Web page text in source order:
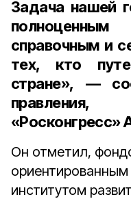
Задача нашей
справочным и
тех, кто
стране», —
«Росконгресс»
Он отметил,
институтом